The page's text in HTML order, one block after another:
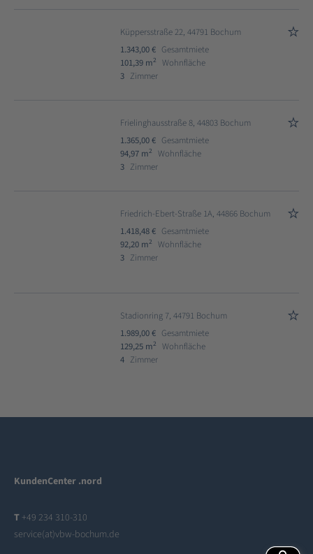
Küppersstraße 22, 44791 Bochum
1.343,00 € Gesamtmiete
101,39 m2
Wohnfläche
3 Zimmer
Frielinghausstraße 8, 44803 Bochum
1.365,00 € Gesamtmiete
94,97 m2
Wohnfläche
3 Zimmer
Friedrich-Ebert-Straße 1A, 44866 Bochum
1.418,48 € Gesamtmiete
92,20 m2
Wohnfläche
3 Zimmer
Stadionring 7, 44791 Bochum
1.989,00 € Gesamtmiete
129,25 m2
Wohnfläche
4 Zimmer
KundenCenter .nord
T +49 234 310-310
service(at)vbw-bochum.de